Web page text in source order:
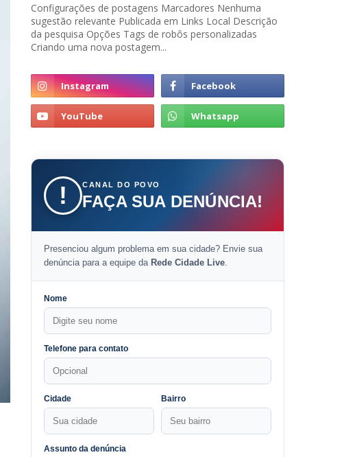
Configurações de postagens Marcadores Nenhuma
sugestão relevante Publicada em Links Local Descrição
da pesquisa Opções Tags de robôs personalizadas
Criando uma nova postagem...
! CANAL DO POVO
FAÇA SUA DENÚNCIA!
Presenciou algum problema em sua cidade? Envie sua
denúncia para a equipe da Rede Cidade Live.
Nome
Telefone para contato
Cidade Bairro
Assunto da denúncia